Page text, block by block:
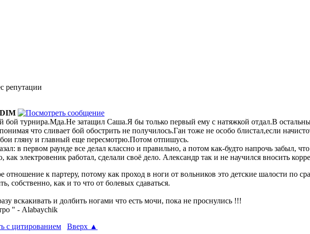
репутации
бой турнира.Мда.Не затащил Саша.Я бы только первый ему с натяжкой отдал.В
что сливает бой обострить не получилось.Ган тоже не особо блистал,если
гляну и главный еще пересмотрю.Потом отпишусь.
в первом раунде все делал классно и правильно, а потом как-будто напрочь забыл,
как электровеник работал, сделали своё дело. Александр так и не научился вносить
отношение к партеру, потому как проход в ноги от вольников это детские шалости по
собственно, как и то что от болевых сдаваться.
вскакивать и долбить ногами что есть мочи, пока не проснулись !!!
" - Alabaychik
с цитированием
Вверх ▲